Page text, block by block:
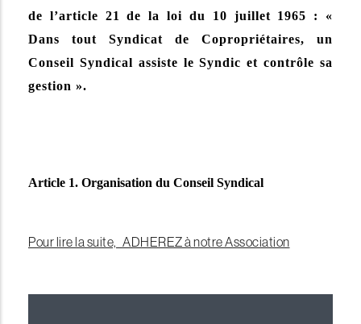
de l’article 21 de la loi du 10 juillet 1965 : «
Dans tout Syndicat de Copropriétaires, un
Conseil Syndical assiste le Syndic et contrôle sa
gestion ».
Article 1. Organisation du Conseil Syndical
Pour lire la suite, ADHEREZ à notre Association